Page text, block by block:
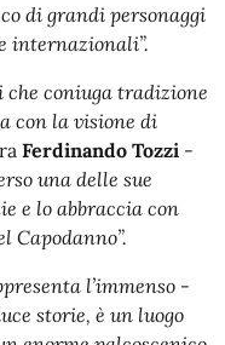
di grandi personaggi
internazionali”.
che coniuga tradizione
con la visione di
Ferdinando Tozzi -
una delle sue
e lo abbraccia con
Capodanno”.
l’immenso -
storie, è un luogo